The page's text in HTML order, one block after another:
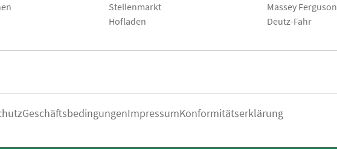
Stellenmarkt
Hofladen
Massey Ferguson
Deutz-Fahr
GeschäftsbedingungenImpressumKonformitätserklärung